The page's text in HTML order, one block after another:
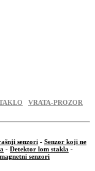
VRATA-PROZOR
senzori - Senzor koji ne
- Detektor lom stakla -
senzori